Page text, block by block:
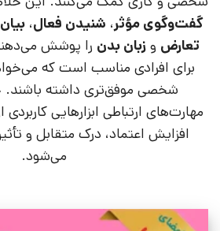
گفت‌وگوی مؤثر، شنیدن فعال،
تعارض وزبان بدن را پوشش
برای افرادی مناسب است که
شخصی موفق‌تری داشته باشند.
مهارت‌های ارتباطی ابزارهایی
افزایش اعتماد، درک متقابل و
می‌شود.